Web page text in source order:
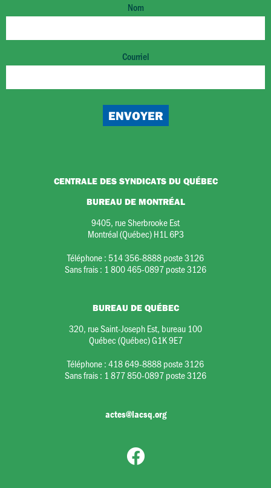
Nom
Courriel
CENTRALE DES SYNDICATS DU QUÉBEC
BUREAU DE MONTRÉAL
9405, rue Sherbrooke Est
Montréal (Québec) H1L 6P3
Téléphone : 514 356-8888 poste 3126
Sans frais : 1 800 465-0897 poste 3126
BUREAU DE QUÉBEC
320, rue Saint-Joseph Est, bureau 100
Québec (Québec) G1K 9E7
Téléphone :418 649-8888 poste 3126
Sans frais : 1 877 850-0897 poste 3126
actes@lacsq.org